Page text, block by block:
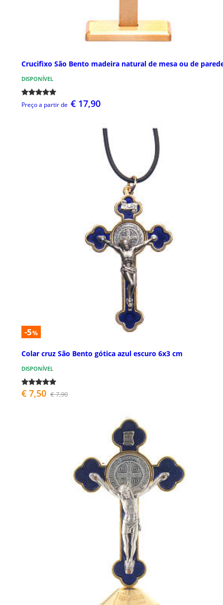
Crucifixo São Bento madeira natural de mesa ou de
DISPONÍVEL
Preço a partir de € 17,90
-5%
Colar cruz São Bento gótica azul escuro 6x3 cm
DISPONÍVEL
€ 7,50 € 7,90